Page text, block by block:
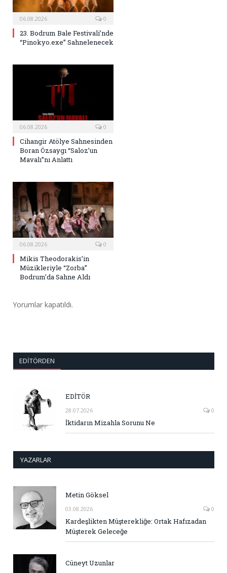
06.08.2026 0
23. Bodrum Bale Festivali’nde
“Pinokyo.exe” Sahnelenecek
06.08.2026 0
Cihangir Atölye Sahnesinden
Boran Özsaygı “Saloz’un
Mavalı”nı Anlattı
06.08.2026 0
Mikis Theodorakis’in
Müzikleriyle “Zorba”
Bodrum’da Sahne Aldı
Yorumlar kapatıldı.
EDITÖRDEN
EDİTÖR
28.07.2026 0
İktidarın Mizahla Sorunu Ne
YAZARLAR
Metin Göksel
03.08.2026 0
Kardeşlikten Müşterekliğe: Ortak Hafızadan
Müşterek Geleceğe
Cüneyt Uzunlar